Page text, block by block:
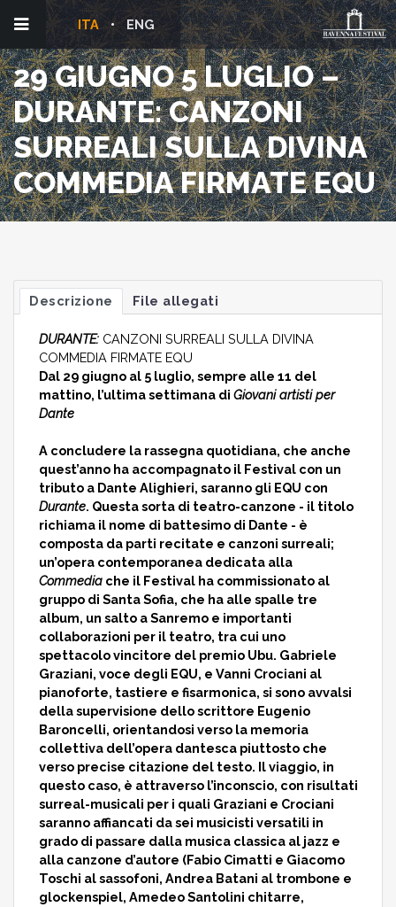
ENG
ITA
29 GIUGNO 5 LUGLIO –
DURANTE: CANZONI
SURREALI SULLA DIVINA
COMMEDIA FIRMATE EQU
Descrizione File allegati
DURANTE: CANZONI SURREALI SULLA DIVINA
COMMEDIA FIRMATE EQU
Dal 29 giugno al 5 luglio, sempre alle 11 del
mattino, l’ultima settimana di Giovani artisti per
Dante
A concludere la rassegna quotidiana, che anche
quest’anno ha accompagnato il Festival con un
tributo a Dante Alighieri, saranno gli EQU con
Durante. Questa sorta di teatro-canzone - il titolo
richiama il nome di battesimo di Dante - è
composta da parti recitate e canzoni surreali;
un’opera contemporanea dedicata alla
Commediache il Festival ha commissionato al
gruppo di Santa Sofia, che ha alle spalle tre
album, un salto a Sanremo e importanti
collaborazioni per il teatro, tra cui uno
spettacolo vincitore del premio Ubu. Gabriele
Graziani, voce degli EQU, e Vanni Crociani al
pianoforte, tastiere e fisarmonica, si sono avvalsi
della supervisione dello scrittore Eugenio
Baroncelli, orientandosi verso la memoria
collettiva dell’opera dantesca piuttosto che
verso precise citazione del testo. Il viaggio, in
questo caso, è attraverso l’inconscio, con risultati
surreal-musicali per i quali Graziani e Crociani
saranno affiancati da sei musicisti versatili in
grado di passare dalla musica classica al jazz e
alla canzone d’autore (Fabio Cimatti e Giacomo
Toschi al sassofoni, Andrea Batani al trombone e
glockenspiel, Amedeo Santolini chitarre,